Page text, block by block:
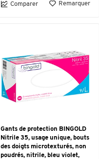
Comparer Remarquer
Gants de protection BINGOLD
Nitrile 35, usage unique, bouts
des doigts microtexturés, non
poudrés, nitrile, bleu violet,